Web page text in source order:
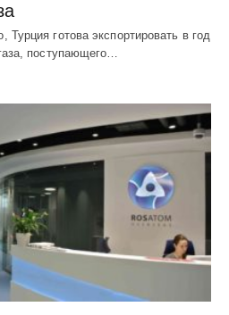
готова экспортировать в год
поступающего…